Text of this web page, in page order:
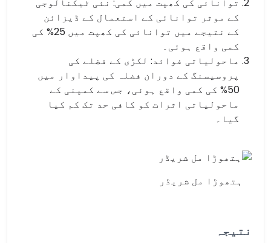
کے موثر توانائی کے استعمال کے ڈیزائن
کے نتیجے میں توانائی کی کھپت میں 25% کی
کمی واقع ہوئی۔
ماحولیاتی فوائد: لکڑی کے فضلے کی
پروسیسنگ کے دوران فضلہ کی پیداوار میں
50% کی کمی واقع ہوئی، جس سے کمپنی کے
ماحولیاتی اثرات کو کافی حد تک کم کیا
گیا۔
ہتھوڑا مل شریڈر
نتیجہ